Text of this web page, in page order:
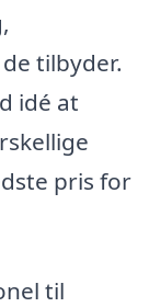
tilbyder.
idé at
pris for
til